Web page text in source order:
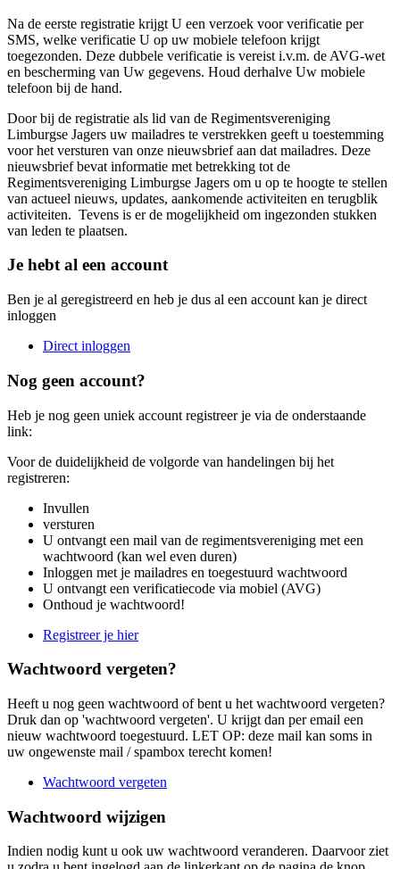
Na de eerste registratie krijgt U een verzoek voor verificatie per
SMS, welke verificatie U op uw mobiele telefoon krijgt
toegezonden. Deze dubbele verificatie is vereist i.v.m. de AVG-wet
en bescherming van Uw gegevens. Houd derhalve Uw mobiele
telefoon bij de hand.
Door bij de registratie als lid van de Regimentsvereniging
Limburgse Jagers uw mailadres te verstrekken geeft u toestemming
voor het versturen van onze nieuwsbrief aan dat mailadres. Deze
nieuwsbrief bevat informatie met betrekking tot de
Regimentsvereniging Limburgse Jagers om u op te hoogte te stellen
van actueel nieuws, updates, aankomende activiteiten en terugblik
activiteiten. Tevens is er de mogelijkheid om ingezonden stukken
van leden te plaatsen.
Je hebt al een account
Ben je al geregistreerd en heb je dus al een account kan je direct
inloggen
Direct inloggen
Nog geen account?
Heb je nog geen uniek account registreer je via de onderstaande
link:
Voor de duidelijkheid de volgorde van handelingen bij het
registreren:
Invullen
versturen
U ontvangt een mail van de regimentsvereniging met een
wachtwoord (kan wel even duren)
Inloggen met je mailadres en toegestuurd wachtwoord
U ontvangt een verificatiecode via mobiel (AVG)
Onthoud je wachtwoord!
Registreer je hier
Wachtwoord vergeten?
Heeft u nog geen wachtwoord of bent u het wachtwoord vergeten?
Druk dan op 'wachtwoord vergeten'. U krijgt dan per email een
nieuw wachtwoord toegestuurd. LET OP: deze mail kan soms in
uw ongewenste mail / spambox terecht komen!
Wachtwoord vergeten
Wachtwoord wijzigen
Indien nodig kunt u ook uw wachtwoord veranderen. Daarvoor ziet